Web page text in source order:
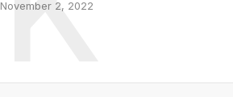
November 2, 2022